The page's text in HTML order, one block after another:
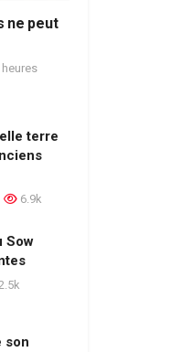
ne peut
heures
terre
6.9k
Sow
son